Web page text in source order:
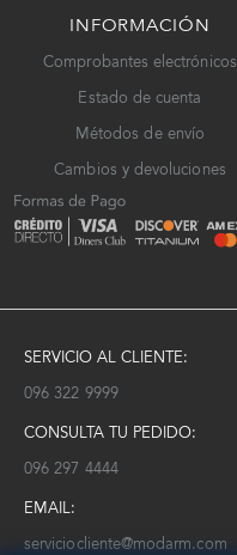
INFORMACIÓN
Comprobantes electrónicos
Estado de cuenta
Métodos de envío
Cambios y devoluciones
SERVICIO AL CLIENTE:
096 322 9999
CONSULTA TU PEDIDO:
096 297 4444
EMAIL:
serviciocliente@modarm.com